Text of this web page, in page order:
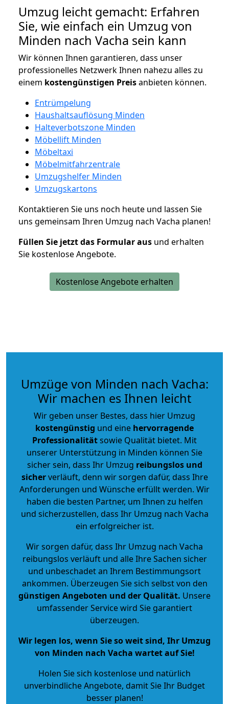
Umzug leicht gemacht: Erfahren
Sie, wie einfach ein Umzug von
Minden nach Vacha sein kann
Wir können Ihnen garantieren, dass unser
professionelles Netzwerk Ihnen nahezu alles zu
einem kostengünstigen Preisanbieten können.
Entrümpelung
Haushaltsauflösung Minden
Halteverbotszone Minden
Möbellift Minden
Möbeltaxi
Möbelmitfahrzentrale
Umzugshelfer Minden
Umzugskartons
Kontaktieren Sie uns noch heute und lassen Sie
uns gemeinsam Ihren Umzug nach Vacha planen!
Füllen Sie jetzt das Formular aus und erhalten
Sie kostenlose Angebote.
Kostenlose Angebote erhalten
Umzüge von Minden nach Vacha:
Wir machen es Ihnen leicht
Wir geben unser Bestes, dass hier Umzug
kostengünstig und eine hervorragende
Professionalitätsowie Qualität bietet. Mit
unserer Unterstützung in Minden können Sie
sicher sein, dass Ihr Umzug reibungslos und
sicherverläuft, denn wir sorgen dafür, dass Ihre
Anforderungen und Wünsche erfüllt werden. Wir
haben die besten Partner, um Ihnen zu helfen
und sicherzustellen, dass Ihr Umzug nach Vacha
ein erfolgreicher ist.
Wir sorgen dafür, dass Ihr Umzug nach Vacha
reibungslos verläuft und alle Ihre Sachen sicher
und unbeschadet an Ihrem Bestimmungsort
ankommen. Überzeugen Sie sich selbst von den
günstigen Angeboten und der Qualität. Unsere
umfassender Service wird Sie garantiert
überzeugen.
Wir legen los, wenn Sie so weit sind, Ihr Umzug
von Minden nach Vacha wartet auf Sie!
Holen Sie sich kostenlose und natürlich
unverbindliche Angebote, damit Sie Ihr Budget
besser planen!